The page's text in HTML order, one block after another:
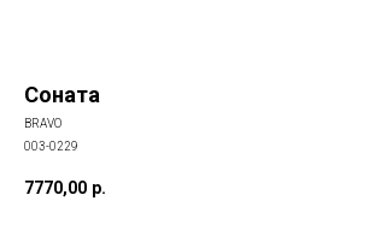
Соната
BRAVO
003-0229
7770,00 р.